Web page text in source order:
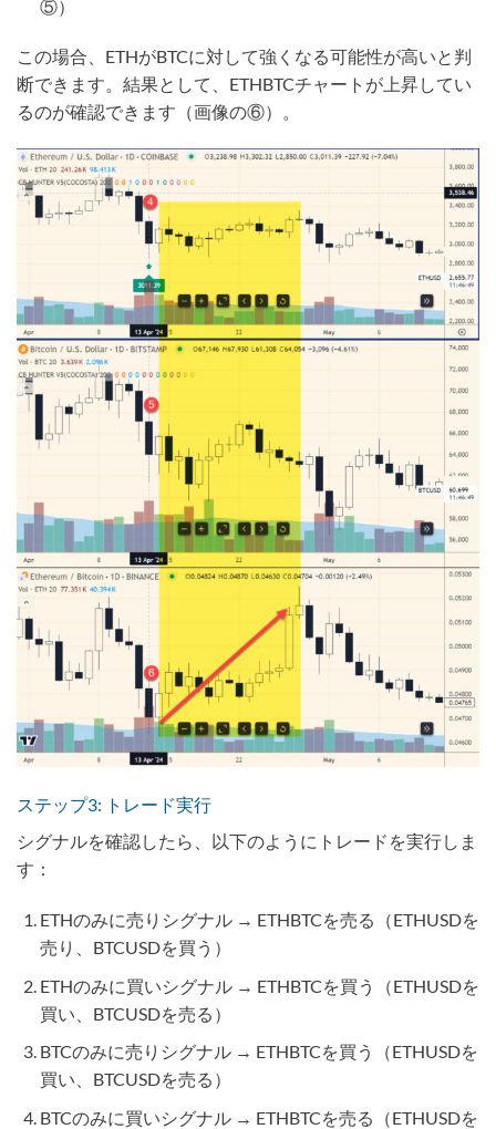
⑤）
この場合、ETHがBTCに対して強くなる可能性が高いと判
断できます。結果として、ETHBTCチャートが上昇してい
るのが確認できます（画像の⑥）。
ステップ3: トレード実行
シグナルを確認したら、以下のようにトレードを実行しま
す：
ETHのみに売りシグナル → ETHBTCを売る（ETHUSDを
売り、BTCUSDを買う）
ETHのみに買いシグナル → ETHBTCを買う（ETHUSDを
買い、BTCUSDを売る）
BTCのみに売りシグナル → ETHBTCを買う（ETHUSDを
買い、BTCUSDを売る）
BTCのみに買いシグナル → ETHBTCを売る（ETHUSDを